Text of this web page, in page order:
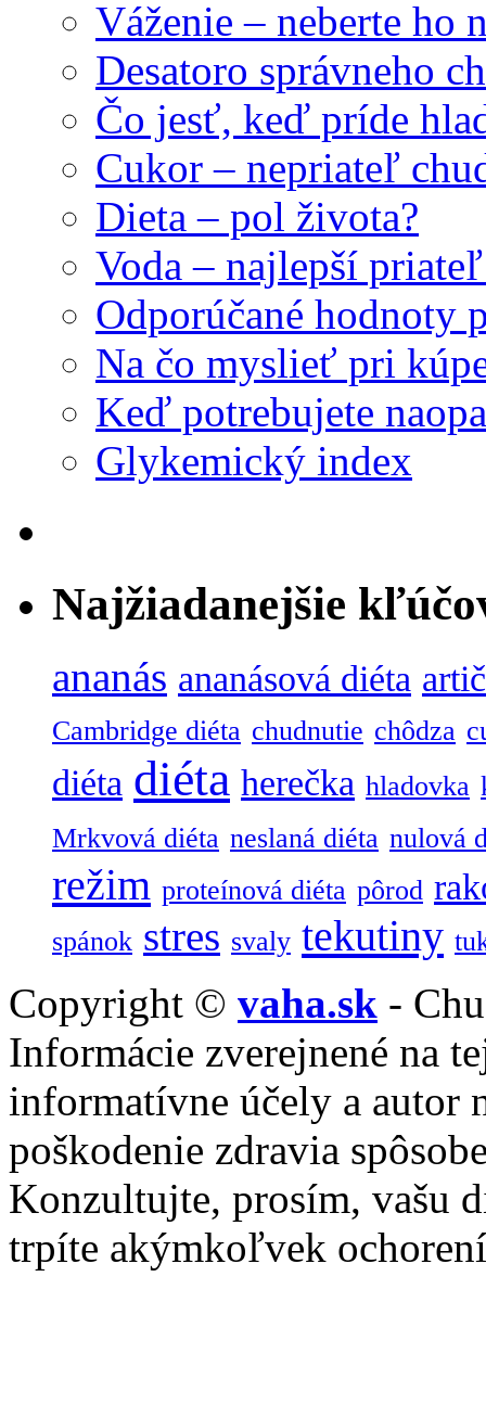
Váženie – neberte ho
Desatoro správneho
Čo jesť, keď príde
Cukor – nepriateľ
Dieta – pol života?
Voda – najlepší
Odporúčané hodnoty
Na čo myslieť pri
Keď potrebujete
Glykemický index
Najžiadanejšie
ananás ananásová diéta
Cambridge diéta chudnutie chôdza
diéta diéta herečka hladovka
Mrkvová diéta neslaná diéta nulová
režim proteínová diéta pôrod
spánok stres svaly tekutiny
Copyright © vaha.sk -
Informácie zverejnené na
informatívne účely a autor
poškodenie zdravia
Konzultujte, prosím, vašu
trpíte akýmkoľvek